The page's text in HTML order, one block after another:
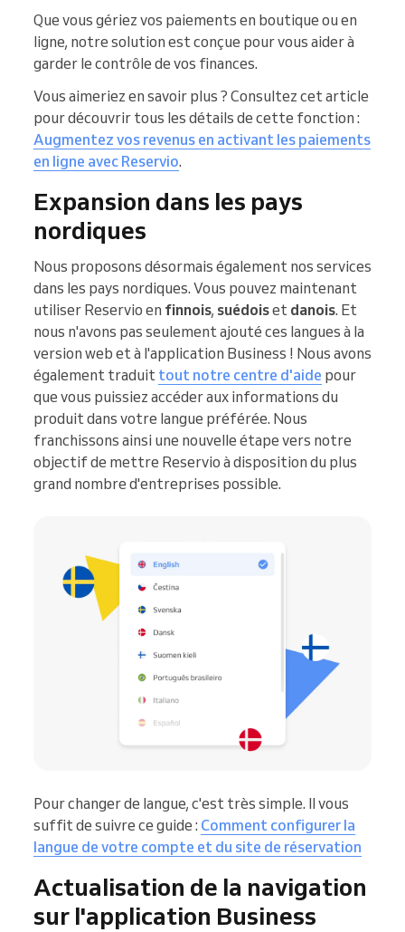
Que vous gériez vos paiements en boutique ou en
ligne, notre solution est conçue pour vous aider à
garder le contrôle de vos finances.
Vous aimeriez en savoir plus ? Consultez cet article
pour découvrir tous les détails de cette fonction :
Augmentez vos revenus en activant les paiements
en ligne avec Reservio.
Expansion dans les pays
nordiques
Nous proposons désormais également nos services
dans les pays nordiques. Vous pouvez maintenant
utiliser Reservio en finnois, suédoiset danois. Et
nous n'avons pas seulement ajouté ces langues à la
version web et à l'application Business ! Nous avons
également traduit tout notre centre d'aide pour
que vous puissiez accéder aux informations du
produit dans votre langue préférée. Nous
franchissons ainsi une nouvelle étape vers notre
objectif de mettre Reservio à disposition du plus
grand nombre d'entreprises possible.
Pour changer de langue, c'est très simple. Il vous
suffit de suivre ce guide : Comment configurer la
langue de votre compte et du site de réservation
Actualisation de la navigation
sur l'application Business